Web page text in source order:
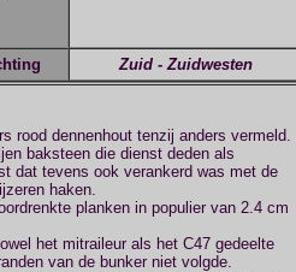
Zuid - Zuidwesten
rood dennenhout tenzij anders vermeld.
baksteen die dienst deden als
dat tevens ook verankerd was met de
haken.
planken in populier van 2.4 cm
het mitraileur als het C47 gedeelte
van de bunker niet volgde.